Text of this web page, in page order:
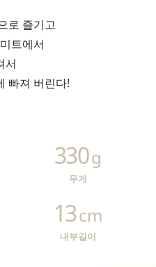
로 즐기고
트에서
서
빠져 버린다!
무게
330g
내부길이
13cm